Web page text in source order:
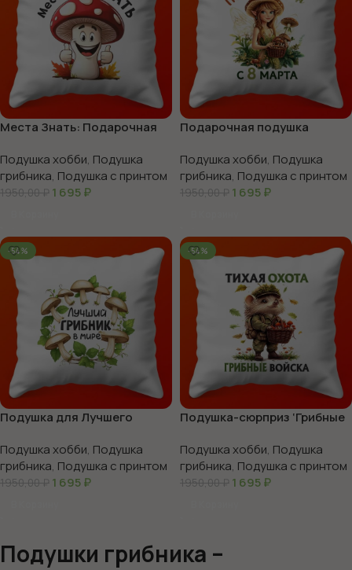
Места Знать: Подарочная
Подушка хобби, Подушка
грибника, Подушка с принтом
1950,00₽ 1 695₽
Подарочная подушка
Подушка хобби, Подушка
грибника, Подушка с принтом
1950,00₽ 1 695₽
-54%
Подушка для Лучшего
Подарок
Подушка хобби, Подушка
грибника, Подушка с принтом
1950,00₽ 1 695₽
-54%
Подушка-сюрприз ‘Грибные
Подушка хобби, Подушка
грибника, Подушка с принтом
1950,00₽ 1 695₽
Подушки грибника –